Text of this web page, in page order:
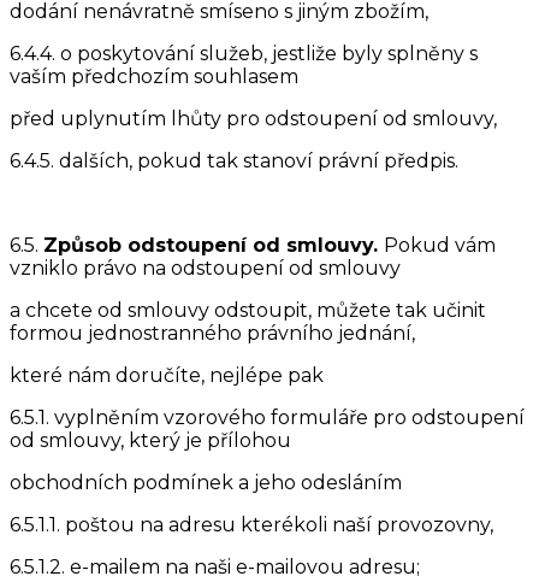
dodání nenávratně smíseno s jiným zbožím,
6.4.4. o poskytování služeb, jestliže byly splněny s
vaším předchozím souhlasem
před uplynutím lhůty pro odstoupení od smlouvy,
6.4.5. dalších, pokud tak stanoví právní předpis.
6.5. Způsob odstoupení od smlouvy. Pokud vám
vzniklo právo na odstoupení od smlouvy
a chcete od smlouvy odstoupit, můžete tak učinit
formou jednostranného právního jednání,
které nám doručíte, nejlépe pak
6.5.1. vyplněním vzorového formuláře pro odstoupení
od smlouvy, který je přílohou
obchodních podmínek a jeho odesláním
6.5.1.1. poštou na adresu kterékoli naší provozovny,
6.5.1.2. e-mailem na naši e-mailovou adresu;